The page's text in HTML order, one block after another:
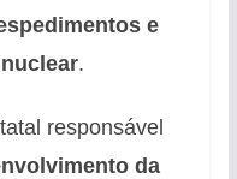
e
.
responsável
da